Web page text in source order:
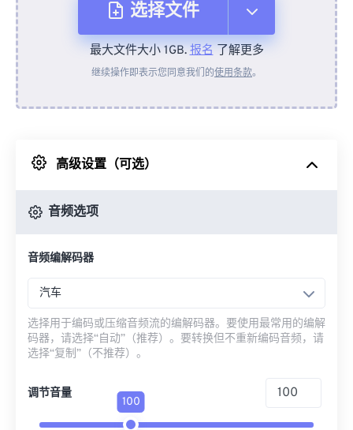
选择文件
从设备
来自 Google Drive
最大文件大小 1GB.报名了解更多
继续操作即表示您同意我们的使用条款。
高级设置（可选）
音频选项
音频编解码器
汽车
选择用于编码或压缩音频流的编解码器。要使用最常用的编解
码器，请选择“自动”（推荐）。要转换但不重新编码音频，请
选择“复制”（不推荐）。
调节音量
100